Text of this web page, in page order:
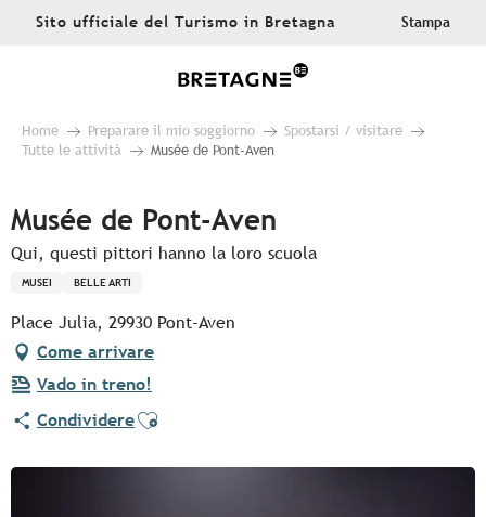
AllerSito ufficiale del Turismo in Bretagna Stampa
Home Preparare il mio soggiorno
Spostarsi / visitare
Tutte le attività
Musée de Pont-Aven
Musée de Pont-Aven
Qui, questi pittori hanno la loro scuola
MUSEI BELLE ARTI
Place Julia, 29930 Pont-Aven
Come arrivare
Vado in treno!
CondividereAjouter aux favoris